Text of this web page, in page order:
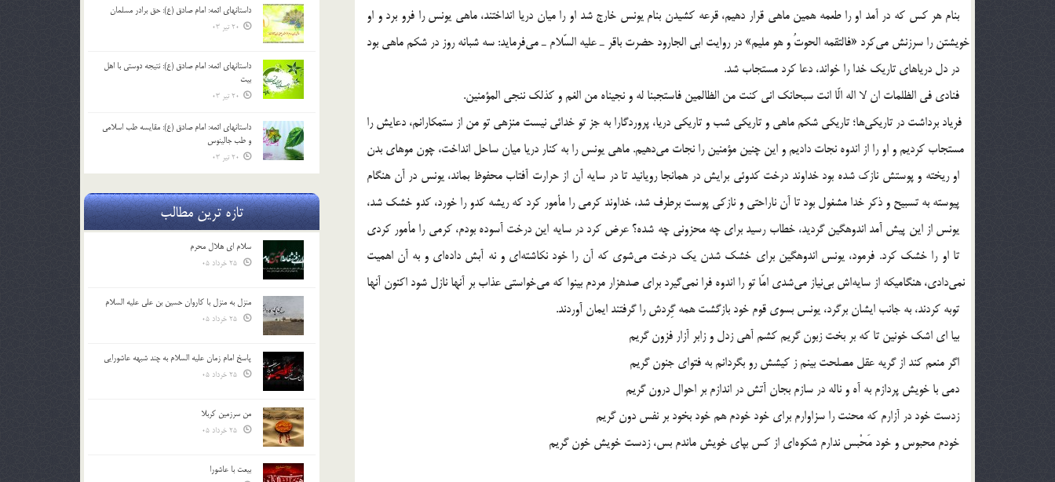
بنام هر كس كه در آمد او را طعمه همين ماهي قرار دهيم، قرعه كشيدن بنام يونس خارج شد او را ميان دريا انداختند، ماهي يونس را فرو برد و او
خويشتن را سرزنش مي‎كرد «فالتقمه الحوتُ و هو مليم» در روايت ابي الجارود حضرت باقر ـ عليه السّلام ـ مي‎فرمايد: سه شبانه روز در شكم ماهي بود
در دل درياهاي تاريك خدا را خواند، دعا كرد مستجاب شد.
فنادي في الظلمات ان لا اله الّا انت سبحانك اني كنت من الظالمين فاستجبنا له و نجيناه من الغم و كذلك ننجي المؤمنين.
فرياد برداشت در تاريكي‎ها؛ تاريكي شكم ماهي و تاريكي شب و تاريكي دريا، پروردگارا به جز تو خدائي نيست منزهي تو من از ستمكارانم، دعايش را
مستجاب كرديم و او را از اندوه نجات داديم و اين چنين مؤمنين را نجات مي‎دهيم. ماهي يونس را به كنار دريا ميان ساحل انداخت، چون موهاي بدن
او ريخته و پوستش نازك شده بود خداوند درخت كدوئي برايش در همانجا رويانيد تا در سايه آن از حرارت آفتاب محفوظ بماند، يونس در آن هنگام
پيوسته به تسبيح و ذكر خدا مشغول بود تا آن ناراحتي و نازكي پوست برطرف شد، خداوند كرمي را مأمور كرد كه ريشه كدو را خورد، كدو خشك شد،
يونس از اين پيش آمد اندوهگين گرديد، خطاب رسيد براي چه محزوني چه شده؟ عرض كرد در سايه اين درخت آسوده بودم، كرمي را مأمور كردي
تا او را خشك كرد. فرمود، يونس اندوهگين براي خشك شدن يك درخت مي‎شوي كه آن را خود نكاشته‎اي و نه آبش داده‎اي و به آن اهميت
نمي‎دادي، هنگاميكه از سايه‎اش بي‎نياز مي‎شدي امّا تو را اندوه فرا نمي‎گيرد براي صدهزار مردم بينوا كه مي‎خواستي عذاب بر آنها نازل شود اكنون آنها
توبه كردند، به جانب ايشان برگرد، يونس بسوي قوم خود بازگشت همه گِردش را گرفتند ايمان آوردند.
بيا اي اشك خونين تا كه بر بخت زبون گريم كشم آهي زدل و زابر آزار فزون گريم
اگر منعم كند از گريه عقل مصلحت بينم ز كيشش رو بگردانم به فتواي جنون گريم
دمي با خويش پردازم به آه و ناله در سازم بجان آتش در اندازم بر احوال درون گريم
زدست خود در آزارم كه محنت را سزاوارم براي خود خودم هم خود بخود بر نفس دون گريم
خودم محبوس و خود مَحْبس ندارم شكوه‎اي از كس بپاي خويش ماندم بس، زدست خويش خون گريم
داستانهای ائمه: امام صادق (ع): حق برادر مسلمان
20 تیر 03
داستانهای ائمه: امام صادق (ع): نتیجه دوستی با اهل
بیت
20 تیر 03
داستانهای ائمه: امام صادق (ع): مقایسه طب اسلامی
و طب جالینوس
20 تیر 03
تازه ترین مطالب
سلام ای هلال محرم
منزل به منزل با کاروان حسین بن علی علیه السلام
پاسخ امام زمان علیه السلام به چند شبهه عاشورایی
من سرزمین کربلا
بیعت با عاشورا